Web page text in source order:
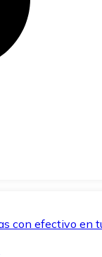
con efectivo en